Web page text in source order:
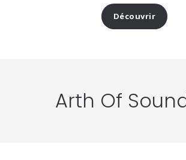
Découvrir
Arth Of